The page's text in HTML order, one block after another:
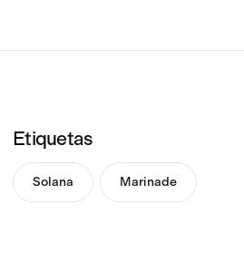
Etiquetas
Solana Marinade